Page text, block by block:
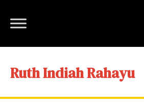
Ruth Indiah Rahayu